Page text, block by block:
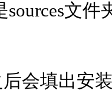
文件
填出安装